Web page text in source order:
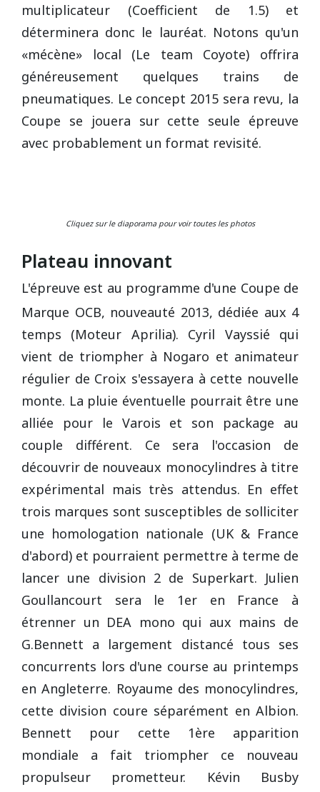
multiplicateur (Coefficient de 1.5) et
déterminera donc le lauréat. Notons qu'un
«mécène» local (Le team Coyote) offrira
généreusement quelques trains de
pneumatiques. Le concept 2015 sera revu, la
Coupe se jouera sur cette seule épreuve
avec probablement un format revisité.
Cliquez sur le diaporama pour voir toutes les photos
Plateau innovant
L'épreuve est au programme d'une Coupe de
Marque OCB, nouveauté 2013, dédiée aux 4
temps (Moteur Aprilia). Cyril Vayssié qui
vient de triompher à Nogaro et animateur
régulier de Croix s'essayera à cette nouvelle
monte. La pluie éventuelle pourrait être une
alliée pour le Varois et son package au
couple différent. Ce sera l'occasion de
découvrir de nouveaux monocylindres à titre
expérimental mais très attendus. En effet
trois marques sont susceptibles de solliciter
une homologation nationale (UK & France
d'abord) et pourraient permettre à terme de
lancer une division 2 de Superkart. Julien
Goullancourt sera le 1er en France à
étrenner un DEA mono qui aux mains de
G.Bennett a largement distancé tous ses
concurrents lors d'une course au printemps
en Angleterre. Royaume des monocylindres,
cette division coure séparément en Albion.
Bennett pour cette 1ère apparition
mondiale a fait triompher ce nouveau
propulseur prometteur. Kévin Busby